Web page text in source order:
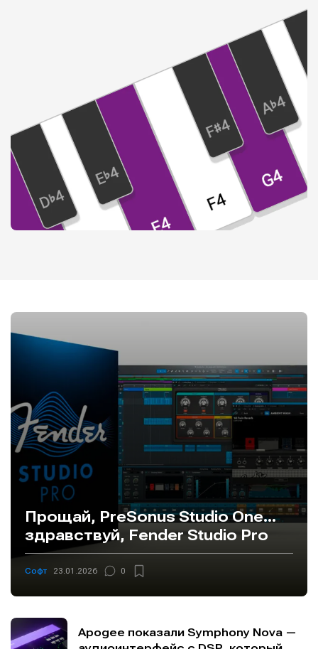
Прощай, PreSonus Studio One…
здравствуй, Fender Studio Pro
Софт 23.01.2026 0
Apogee показали Symphony Nova —